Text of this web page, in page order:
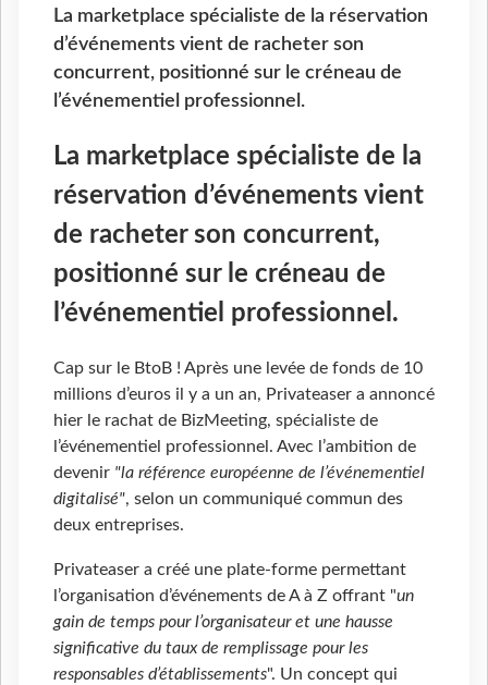
La marketplace spécialiste de la réservation
d’événements vient de racheter son
concurrent, positionné sur le créneau de
l’événementiel professionnel.
La marketplace spécialiste de la
réservation d’événements vient
de racheter son concurrent,
positionné sur le créneau de
l’événementiel professionnel.
Cap sur le BtoB ! Après une levée de fonds de 10
millions d’euros il y a un an, Privateaser a annoncé
hier le rachat de BizMeeting, spécialiste de
l’événementiel professionnel. Avec l’ambition de
devenir "la référence européenne de l’événementiel
digitalisé", selon un communiqué commun des
deux entreprises.
Privateaser a créé une plate-forme permettant
l’organisation d’événements de A à Z offrant "un
gain de temps pour l’organisateur et une hausse
significative du taux de remplissage pour les
responsables d’établissements". Un concept qui